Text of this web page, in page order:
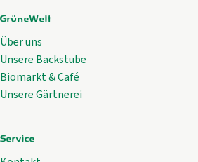
GrüneWelt
Über uns
Unsere Backstube
Biomarkt & Café
Unsere Gärtnerei
Service